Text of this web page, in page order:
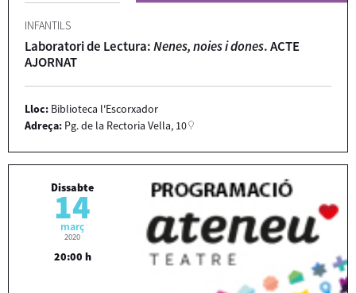
INFANTILS
Laboratori de Lectura:Nenes, noies i dones. ACTE
AJORNAT
Lloc: Biblioteca l'Escorxador
Adreça: Pg. de la Rectoria Vella, 10
Dissabte
14
març
2020
20:00 h